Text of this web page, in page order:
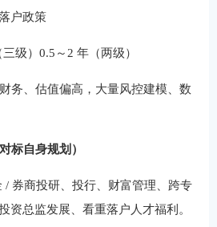
户政策
级）0.5～2 年（两级）
务、估值偏高，大量风控建模、数
标自身规划）
/ 券商投研、投行、财富管理、跨专
资总监发展、看重落户人才福利。